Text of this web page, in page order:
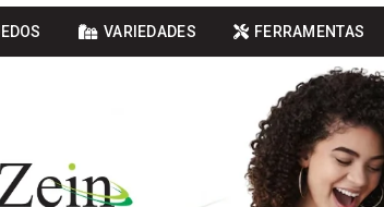
VARIEDADES FERRAMENTAS